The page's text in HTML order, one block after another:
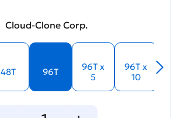
Cloud-Clone Corp.
48T 96T
96T x
5
96T x
10